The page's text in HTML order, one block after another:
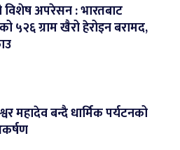
विशेष अपरेसन : भारतबाट
५२६ ग्राम खैरो हेरोइन बरामद,
महादेव बन्दै धार्मिक पर्यटनको